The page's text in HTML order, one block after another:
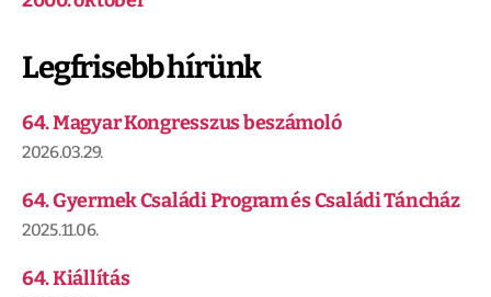
Legfrisebb hírünk
64. Magyar Kongresszus beszámoló
2026.03.29.
64. Gyermek Családi Program és Családi Táncház
2025.11.06.
64. Kiállítás